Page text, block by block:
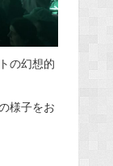
の幻想的
様子をお